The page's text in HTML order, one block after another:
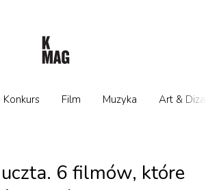
Konkurs Film Muzyka Art &
6 filmów, które